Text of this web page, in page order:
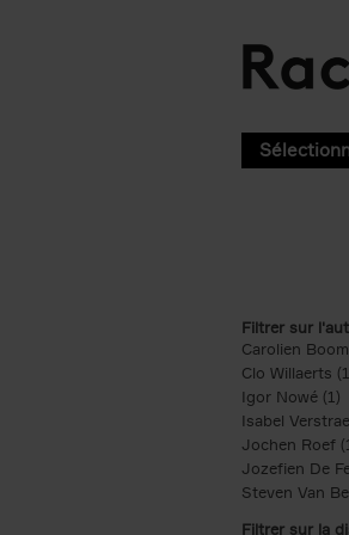
Filtrer sur
Carolien
Clo Willaerts
Igor Nowé (1)
Isabel
Jochen Roef
Jozefien De
Steven Van
Filtrer sur la